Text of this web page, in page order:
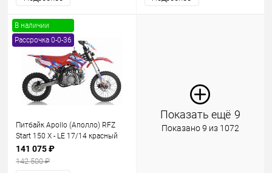
В наличии
Рассрочка 0-0-36
Питбайк Apollo (Аполло) RFZ
Start 150 X - LE 17/14 красный
141 075 ₽
142 500 ₽
Показать ещё 9
Показано 9 из 1072